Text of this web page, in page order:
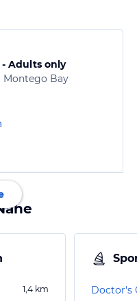
- Adults only
Montego Bay
1,4 km Doctor's